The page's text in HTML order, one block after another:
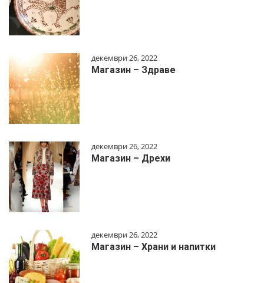
декември 26, 2022
Магазин – Здраве
декември 26, 2022
Магазин – Дрехи
декември 26, 2022
Магазин – Храни и напитки